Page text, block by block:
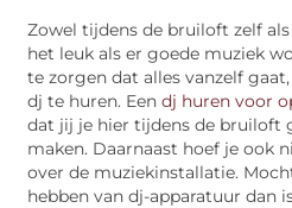
Zowel tijdens de bruiloft zelf
het leuk als er goede muziek
te zorgen dat alles vanzelf
dj te huren. Eendj huren voor
dat jij je hier tijdens de bruiloft
maken. Daarnaast hoef je ook
over de muziekinstallatie.
hebben van dj-apparatuur dan